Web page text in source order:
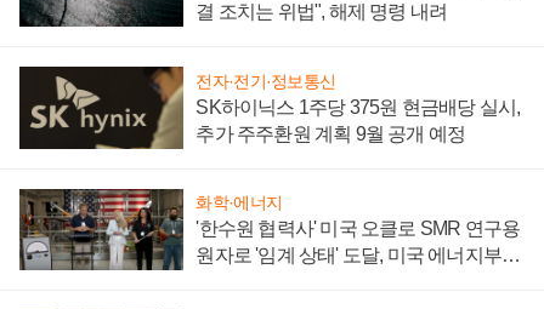
결 조치는 위법", 해제 명령 내려
전자·전기·정보통신
SK하이닉스 1주당 375원 현금배당 실시,
추가 주주환원 계획 9월 공개 예정
화학·에너지
'한수원 협력사' 미국 오클로 SMR 연구용
원자로 '임계 상태' 도달, 미국 에너지부